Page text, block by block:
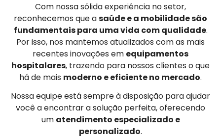
Com nossa sólida experiência no setor,
reconhecemos que asaúde e a mobilidade são
fundamentais para uma vida com qualidade.
Por isso, nos mantemos atualizados com as mais
recentes inovações em equipamentos
hospitalares, trazendo para nossos clientes o que
há de mais moderno e eficiente no mercado.
Nossa equipe está sempre à disposição para ajudar
você a encontrar a solução perfeita, oferecendo
um atendimento especializado e
personalizado.